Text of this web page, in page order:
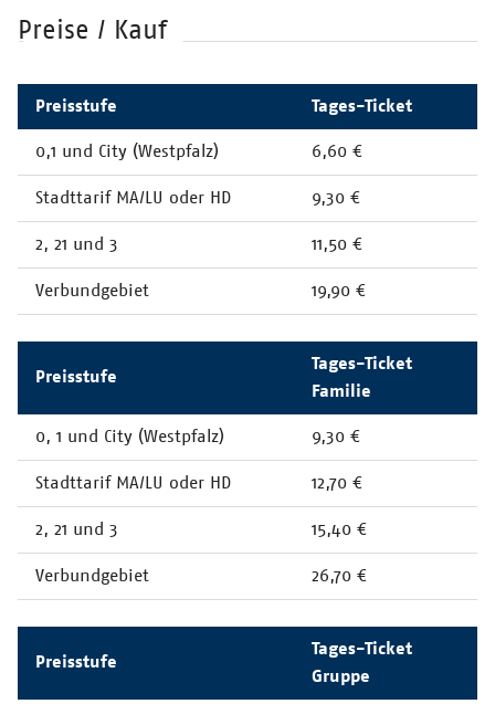
Preise / Kauf
Preisstufe Tages-Ticket
0,1 und City (Westpfalz) 6,60 €
Stadttarif MA/LU oder HD 9,30 €
2, 21 und 3 11,50 €
Verbundgebiet 19,90 €
Preisstufe
Tages-Ticket
Familie
0, 1 und City (Westpfalz) 9,30 €
Stadttarif MA/LU oder HD 12,70 €
2, 21 und 3 15,40 €
Verbundgebiet 26,70 €
Preisstufe
Tages-Ticket
Gruppe